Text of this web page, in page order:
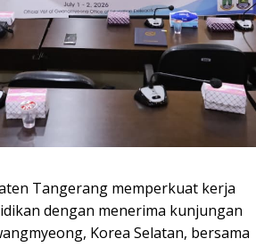
Tangerang memperkuat kerja
dengan menerima kunjungan
Korea Selatan, bersama